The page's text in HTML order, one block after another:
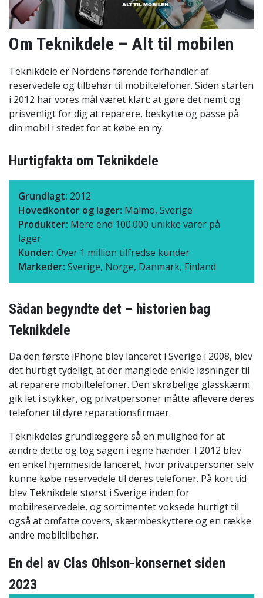
Om Teknikdele – Alt til mobilen
Teknikdele er Nordens førende forhandler af
reservedele og tilbehør til mobiltelefoner. Siden starten
i 2012 har vores mål været klart: at gøre det nemt og
prisvenligt for dig at reparere, beskytte og passe på
din mobil i stedet for at købe en ny.
Hurtigfakta om Teknikdele
Grundlagt: 2012
Hovedkontor og lager: Malmö, Sverige
Produkter: Mere end 100.000 unikke varer på
lager
Kunder: Over 1 million tilfredse kunder
Markeder: Sverige, Norge, Danmark, Finland
Sådan begyndte det – historien bag
Teknikdele
Da den første iPhone blev lanceret i Sverige i 2008, blev
det hurtigt tydeligt, at der manglede enkle løsninger til
at reparere mobiltelefoner. Den skrøbelige glasskærm
gik let i stykker, og privatpersoner måtte aflevere deres
telefoner til dyre reparationsfirmaer.
Teknikdeles grundlæggere så en mulighed for at
ændre dette og tog sagen i egne hænder. I 2012 blev
en enkel hjemmeside lanceret, hvor privatpersoner selv
kunne købe reservedele til deres telefoner. På kort tid
blev Teknikdele størst i Sverige inden for
mobilreservedele, og sortimentet voksede hurtigt til
også at omfatte covers, skærmbeskyttere og en række
andre mobiltilbehør.
En del av Clas Ohlson-konsernet siden
2023